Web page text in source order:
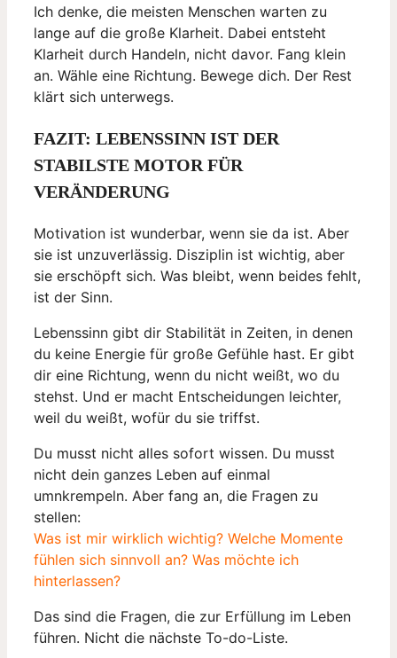
Ich denke, die meisten Menschen warten zu
lange auf die große Klarheit. Dabei entsteht
Klarheit durch Handeln, nicht davor. Fang klein
an. Wähle eine Richtung. Bewege dich. Der Rest
klärt sich unterwegs.
FAZIT: LEBENSSINN IST DER
STABILSTE MOTOR FÜR
VERÄNDERUNG
Motivation ist wunderbar, wenn sie da ist. Aber
sie ist unzuverlässig. Disziplin ist wichtig, aber
sie erschöpft sich. Was bleibt, wenn beides fehlt,
ist der Sinn.
Lebenssinn gibt dir Stabilität in Zeiten, in denen
du keine Energie für große Gefühle hast. Er gibt
dir eine Richtung, wenn du nicht weißt, wo du
stehst. Und er macht Entscheidungen leichter,
weil du weißt, wofür du sie triffst.
Du musst nicht alles sofort wissen. Du musst
nicht dein ganzes Leben auf einmal
umnkrempeln. Aber fang an, die Fragen zu
stellen:
Was ist mir wirklich wichtig? Welche Momente
fühlen sich sinnvoll an? Was möchte ich
hinterlassen?
Das sind die Fragen, die zur Erfüllung im Leben
führen. Nicht die nächste To-do-Liste.